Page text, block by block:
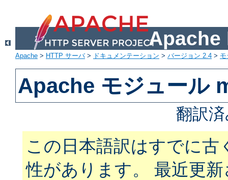
Apache
Apache > HTTP サーバ> ドキュメンテーション > バージョン 2.4 >
Apache モジュール
翻訳
この日本語訳はすでに古
性があります。 最近更